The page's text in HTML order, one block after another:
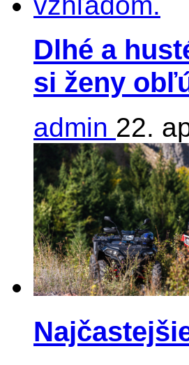
Dlhé a
si ženy
admin 22.